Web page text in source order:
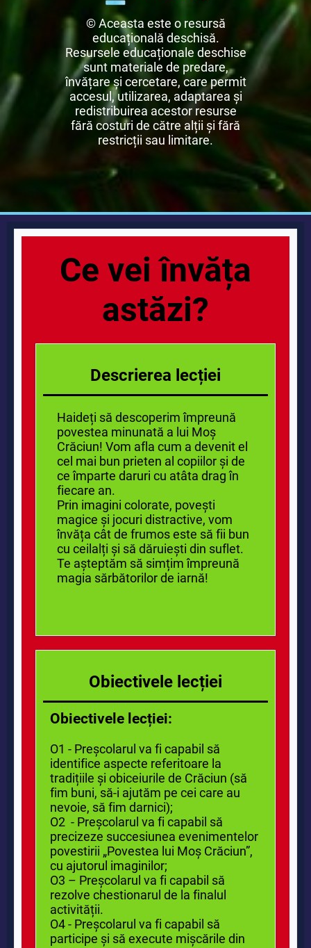
© Aceasta este o resursă
educațională deschisă.
Resursele educaționale deschise
sunt materiale de predare,
învățare și cercetare, care permit
accesul, utilizarea, adaptarea și
redistribuirea acestor resurse
fără costuri de către alții și fără
restricții sau limitare.
Ce vei învăța
astăzi?
Descrierea lecției
Haideți să descoperim împreună
povestea minunată a lui Moș
Crăciun! Vom afla cum a devenit el
cel mai bun prieten al copiilor și de
ce împarte daruri cu atâta drag în
fiecare an.
Prin imagini colorate, povești
magice și jocuri distractive, vom
învăța cât de frumos este să fii bun
cu ceilalți și să dăruiești din suflet.
Te așteptăm să simțim împreună
magia sărbătorilor de iarnă!
Obiectivele lecției
Obiectivele lecției:
O1 - Preșcolarul va fi capabil să
identifice aspecte referitoare la
tradițiile și obiceiurile de Crăciun (să
fim buni, să-i ajutăm pe cei care au
nevoie, să fim darnici);
O2 - Preșcolarul va fi capabil să
precizeze succesiunea evenimentelor
povestirii „Povestea lui Moș Crăciun”,
cu ajutorul imaginilor;
O3 – Preșcolarul va fi capabil să
rezolve chestionarul de la finalul
activității.
O4 - Preșcolarul va fi capabil să
participe și să execute mișcările din